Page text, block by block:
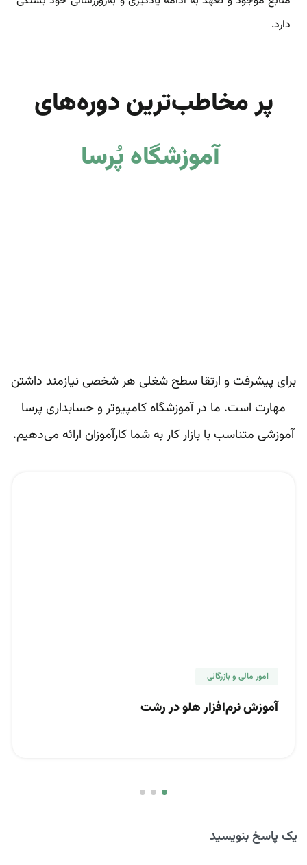
دارد.
پر مخاطب‌ترین دوره‌های
آموزشگاهپُرسا
برای پیشرفت و ارتقا سطح شغلی هر شخصی نیازمند داشتن
مهارت است. ما در آموزشگاه کامپیوتر و حسابداری پرسا
آموزشی متناسب با بازار کار به شما کارآموزان ارائه می‌دهیم.
امور مالی و بازرگانی
آموزش نرم‌افزار هلو در رشت
یک پاسخ بنویسید